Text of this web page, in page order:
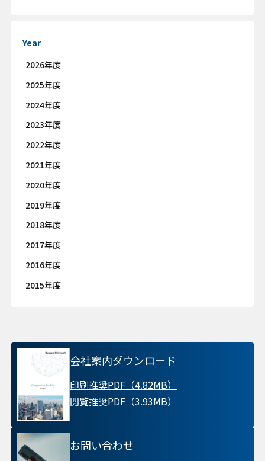
Year
2026年度
2025年度
2024年度
2023年度
2022年度
2021年度
2020年度
2019年度
2018年度
2017年度
2016年度
2015年度
会社案内ダウンロード
印刷推奨PDF（4.82MB）
閲覧推奨PDF（3.93MB）
お問い合わせ